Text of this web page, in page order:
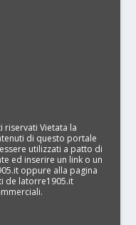
riservati Vietata la
di questo portale
utilizzati a patto di
ed inserire un link o un
oppure alla pagina
de latorre1905.it